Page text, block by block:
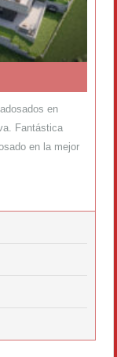
en
Fantástica
en la mejor